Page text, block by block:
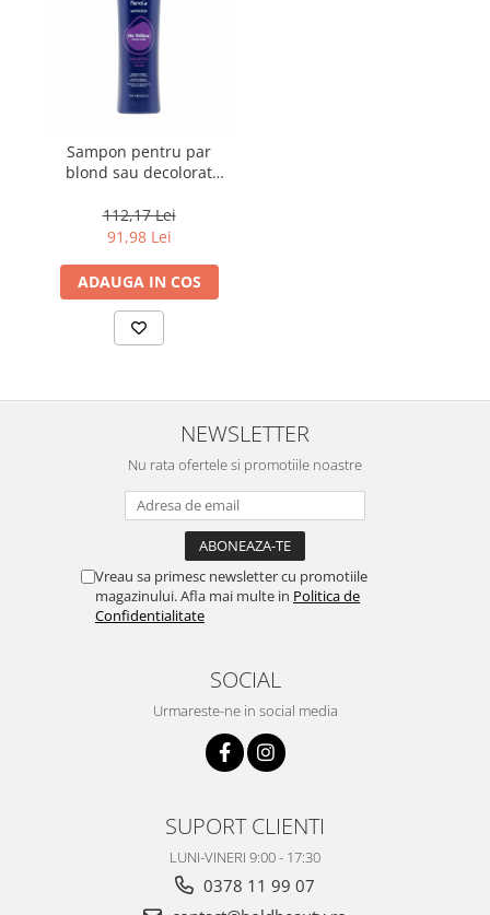
Sampon pentru par
blond sau decolorat
Yellow, 1000 ml
112,17 Lei
91,98 Lei
ADAUGA IN COS
NEWSLETTER
Nu rata ofertele si promotiile noastre
Vreau sa primesc newsletter cu promotiile
magazinului. Afla mai multe in Politica de
Confidentialitate
SOCIAL
Urmareste-ne in social media
SUPORT CLIENTI
LUNI-VINERI 9:00 - 17:30
0378 11 99 07